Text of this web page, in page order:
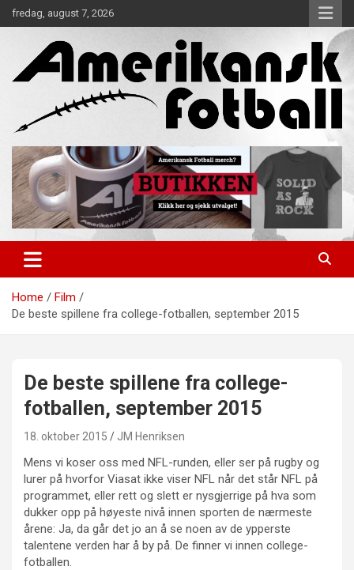
Skip
to
fredag, august 7, 2026
Amerikansk Fotball
Home
Film
De beste spillene fra college-fotballen, september 2015
De beste spillene fra college-
fotballen, september 2015
18. oktober 2015 JM Henriksen
Mens vi koser oss med NFL-runden, eller ser på rugby og
lurer på hvorfor Viasat ikke viser NFL når det står NFL på
programmet, eller rett og slett er nysgjerrige på hva som
dukker opp på høyeste nivå innen sporten de nærmeste
årene: Ja, da går det jo an å se noen av de ypperste
talentene verden har å by på. De finner vi innen college-
fotballen.